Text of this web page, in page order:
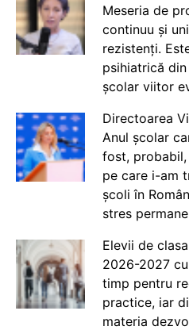
Meseria de
continuu și
rezistenți.
psihiatrică
școlar viitor
Directoarea
Anul școlar
fost,
pe care i-am
școli în
stres
Elevii de
2026-2027
timp pentru
practice, iar
materia